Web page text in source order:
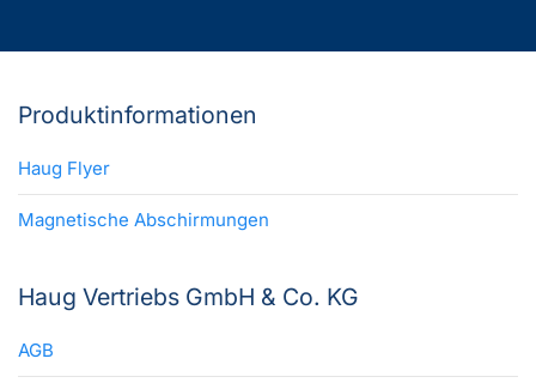
Produktinformationen
Haug Flyer
Magnetische Abschirmungen
Haug Vertriebs GmbH & Co. KG
AGB